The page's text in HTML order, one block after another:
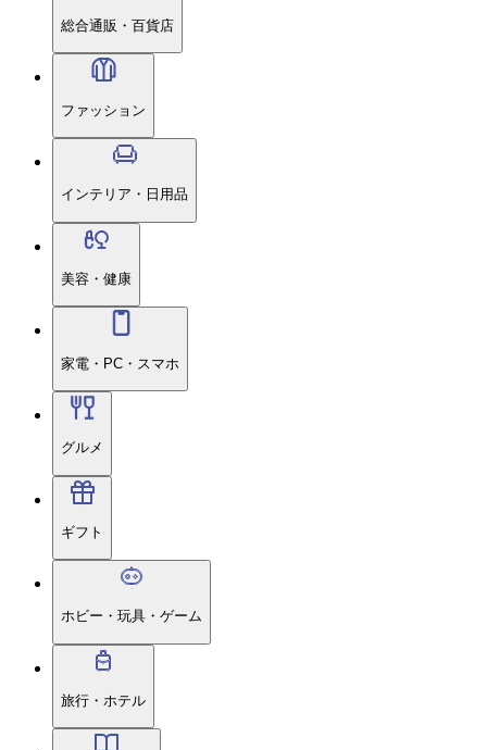
総合通販・百貨店
ファッション
インテリア・日用品
美容・健康
家電・PC・スマホ
グルメ
ギフト
ホビー・玩具・ゲーム
旅行・ホテル